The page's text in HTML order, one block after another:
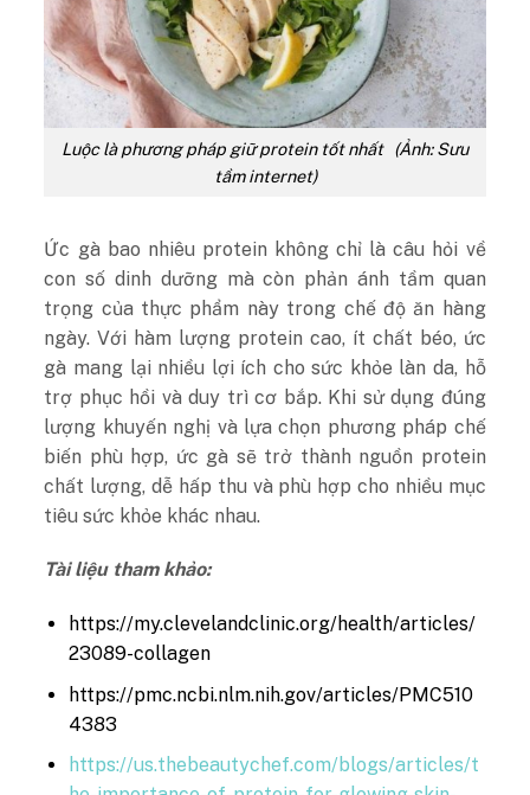
Luộc là phương pháp giữ protein tốt nhất (Ảnh: Sưu
tầm internet)
Ức gà bao nhiêu protein không chỉ là câu hỏi về
con số dinh dưỡng mà còn phản ánh tầm quan
trọng của thực phẩm này trong chế độ ăn hàng
ngày. Với hàm lượng protein cao, ít chất béo, ức
gà mang lại nhiều lợi ích cho sức khỏe làn da, hỗ
trợ phục hồi và duy trì cơ bắp. Khi sử dụng đúng
lượng khuyến nghị và lựa chọn phương pháp chế
biến phù hợp, ức gà sẽ trở thành nguồn protein
chất lượng, dễ hấp thu và phù hợp cho nhiều mục
tiêu sức khỏe khác nhau.
Tài liệu tham khảo:
https://my.clevelandclinic.org/health/articles/
23089-collagen
https://pmc.ncbi.nlm.nih.gov/articles/PMC510
4383
https://us.thebeautychef.com/blogs/articles/t